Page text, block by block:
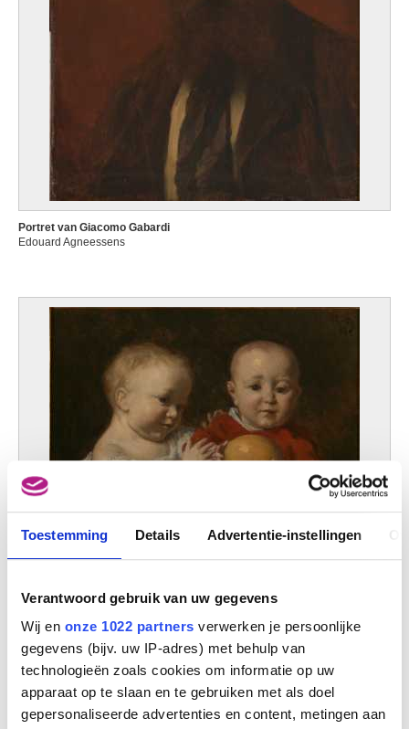
Toestemming Details Advertentie-instellingen
Verantwoord gebruik van uw gegevens
Wij en onze 1022 partners verwerken je persoonlijke
gegevens (bijv. uw IP-adres) met behulp van
technologieën zoals cookies om informatie op uw
apparaat op te slaan en te gebruiken met als doel
gepersonaliseerde advertenties en content, metingen aan
Portret van Giacomo Gabardi
Edouard Agneessens